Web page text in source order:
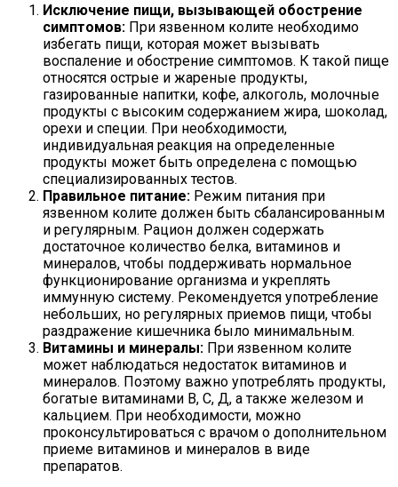
Исключение пищи, вызывающей обострение
симптомов: При язвенном колите необходимо
избегать пищи, которая может вызывать
воспаление и обострение симптомов. К такой пище
относятся острые и жареные продукты,
газированные напитки, кофе, алкоголь, молочные
продукты с высоким содержанием жира, шоколад,
орехи и специи. При необходимости,
индивидуальная реакция на определенные
продукты может быть определена с помощью
специализированных тестов.
Правильное питание: Режим питания при
язвенном колите должен быть сбалансированным
и регулярным. Рацион должен содержать
достаточное количество белка, витаминов и
минералов, чтобы поддерживать нормальное
функционирование организма и укреплять
иммунную систему. Рекомендуется употребление
небольших, но регулярных приемов пищи, чтобы
раздражение кишечника было минимальным.
Витамины и минералы: При язвенном колите
может наблюдаться недостаток витаминов и
минералов. Поэтому важно употреблять продукты,
богатые витаминами В, С, Д, а также железом и
кальцием. При необходимости, можно
проконсультироваться с врачом о дополнительном
приеме витаминов и минералов в виде
препаратов.